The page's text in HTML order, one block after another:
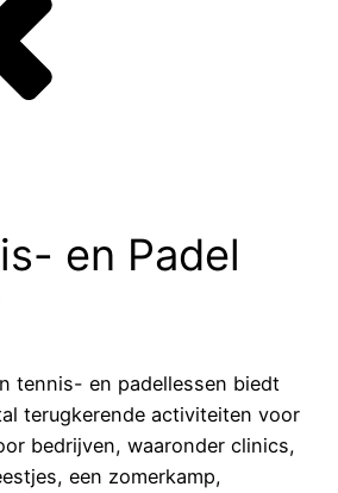
en Padel
tennis- en padellessen biedt
terugkerende activiteiten voor
bedrijven, waaronder clinics,
een zomerkamp,